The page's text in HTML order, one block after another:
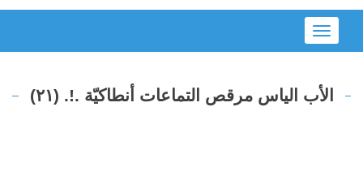
Toggle
navigation
الأب الياس مرقص التماعات أنطاكيّة .!. (٢١)